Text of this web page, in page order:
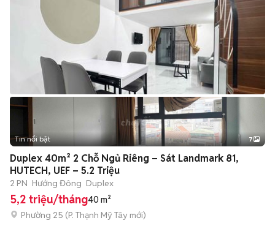
+2
Tin nổi bật 7
Duplex 40m² 2 Chỗ Ngủ Riêng – Sát Landmark 81,
HUTECH, UEF – 5.2 Triệu
2 PN Hướng Đông Duplex
5,2 triệu/tháng40 m²
Phường 25 (P. Thạnh Mỹ Tây mới)